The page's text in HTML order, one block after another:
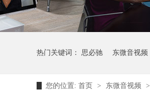
热门关键词： 思必驰 东微音视频
您的位置: 首页 > 东微音视频 >